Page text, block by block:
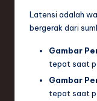
Latensi adalah
bergerak dari
Gambar
tepat saat
Gambar
tepat saat